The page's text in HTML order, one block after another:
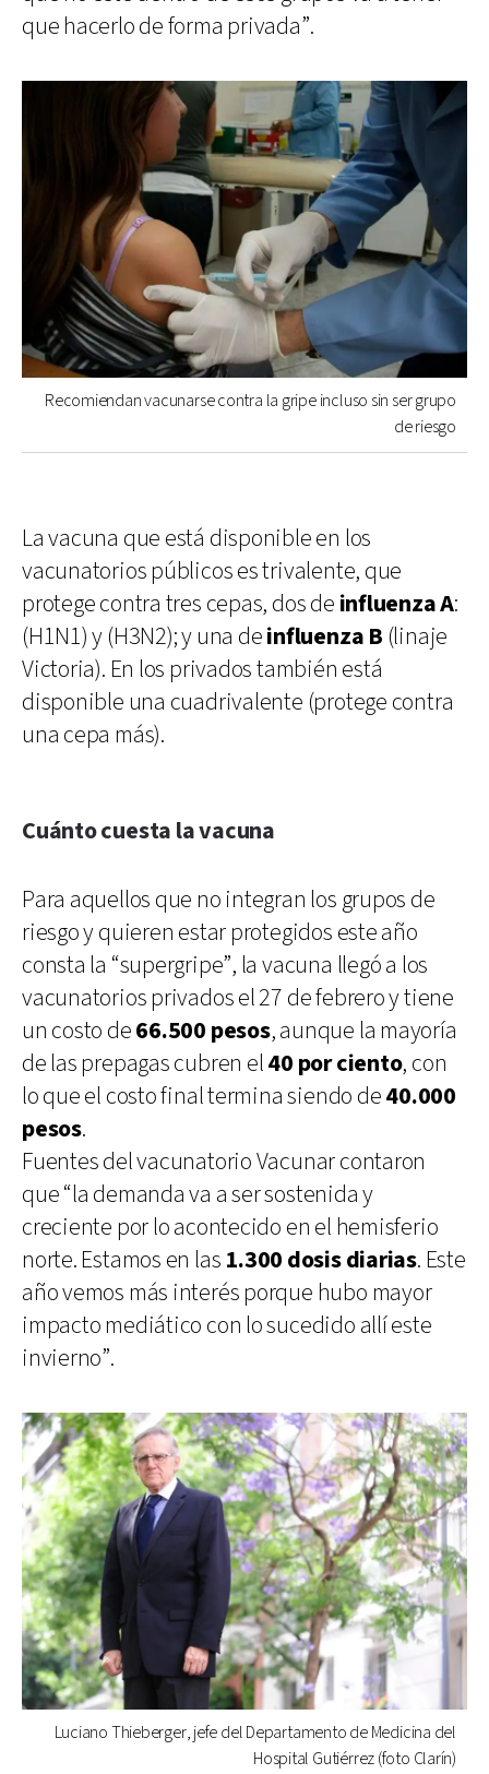
que hacerlo de forma privada”.
Recomiendan vacunarse contra la gripe incluso sin ser grupo
de riesgo
La vacuna que está disponible en los
vacunatorios públicos es trivalente, que
protege contra tres cepas, dos de influenza A:
(H1N1) y (H3N2); y una deinfluenza B (linaje
Victoria). En los privados también está
disponible una cuadrivalente (protege contra
una cepa más).
Cuánto cuesta la vacuna
Para aquellos que no integran los grupos de
riesgo y quieren estar protegidos este año
consta la “supergripe”, la vacuna llegó a los
vacunatorios privados el 27 de febrero y tiene
un costo de66.500 pesos, aunque la mayoría
de las prepagas cubren el40 por ciento, con
lo que el costo final termina siendo de40.000
pesos.
Fuentes del vacunatorio Vacunar contaron
que “la demanda va a ser sostenida y
creciente por lo acontecido en el hemisferio
norte. Estamos en las 1.300 dosis diarias. Este
año vemos más interés porque hubo mayor
impacto mediático con lo sucedido allí este
invierno”.
Luciano Thieberger, jefe del Departamento de Medicina del
Hospital Gutiérrez (foto Clarín)